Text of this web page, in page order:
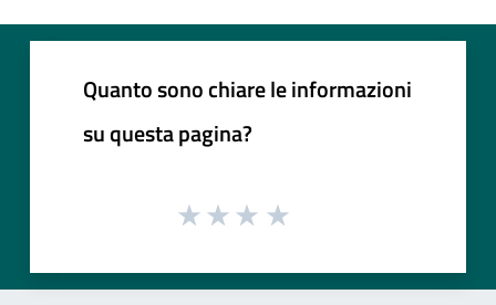
Quanto sono chiare le informazioni
su questa pagina?